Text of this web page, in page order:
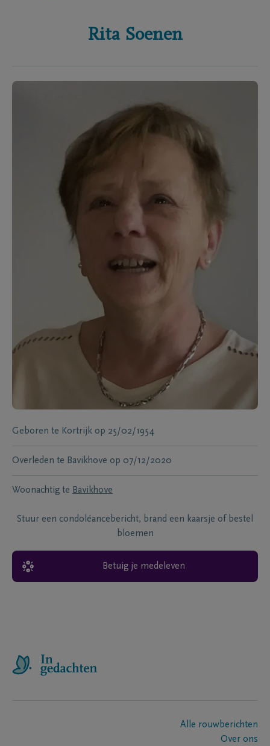
Rita Soenen
Geboren te Kortrijk op 25/02/1954
Overleden te Bavikhove op 07/12/2020
Woonachtig te Bavikhove
Stuur een condoléancebericht, brand een kaarsje of bestel
bloemen
Betuig je medeleven
Alle rouwberichten
Over ons